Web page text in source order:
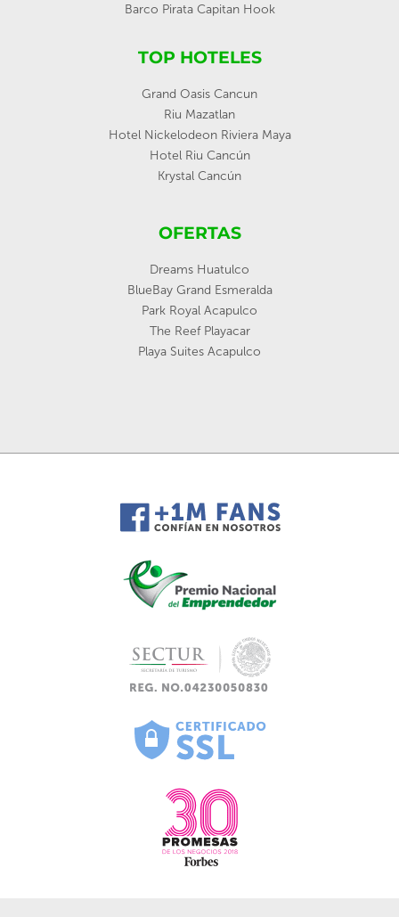
Barco Pirata Capitan Hook
TOP HOTELES
Grand Oasis Cancun
Riu Mazatlan
Hotel Nickelodeon Riviera Maya
Hotel Riu Cancún
Krystal Cancún
OFERTAS
Dreams Huatulco
BlueBay Grand Esmeralda
Park Royal Acapulco
The Reef Playacar
Playa Suites Acapulco